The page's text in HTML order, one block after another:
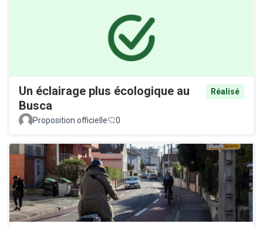
Un éclairage plus écologique au
Busca
Réalisé
Proposition officielle 0